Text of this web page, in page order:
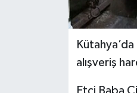
Kütahya’da
alışveriş
Gündem